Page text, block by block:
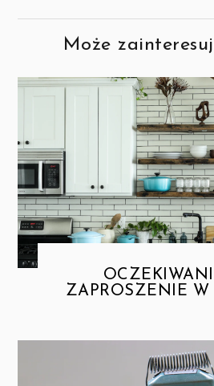
Może
ZAPROSZENIE W